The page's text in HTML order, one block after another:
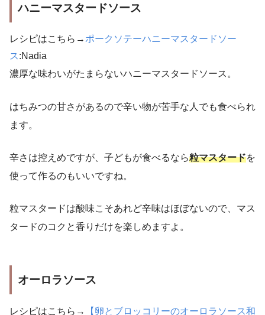
ハニーマスタードソース
レシピはこちら→ ポークソテーハニーマスタードソー
ス :Nadia
濃厚な味わいがたまらないハニーマスタードソース。
はちみつの甘さがあるので辛い物が苦手な人でも食べられ
ます。
辛さは控えめですが、子どもが食べるなら粒マスタードを
使って作るのもいいですね。
粒マスタードは酸味こそあれど辛味はほぼないので、マス
タードのコクと香りだけを楽しめますよ。
オーロラソース
レシピはこちら→
【卵とブロッコリーのオーロラソース和